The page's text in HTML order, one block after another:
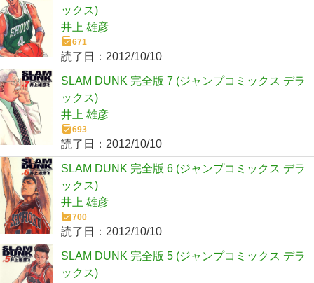
ックス)
井上 雄彦
671
読了日： 2012/10/10
SLAM DUNK 完全版 7 (ジャンプコミックス デラ
ックス)
井上 雄彦
693
読了日： 2012/10/10
SLAM DUNK 完全版 6 (ジャンプコミックス デラ
ックス)
井上 雄彦
700
読了日： 2012/10/10
SLAM DUNK 完全版 5 (ジャンプコミックス デラ
ックス)